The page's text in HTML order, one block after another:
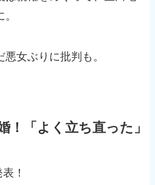
女ぶりに批判も。
！「よく立ち直った」
！